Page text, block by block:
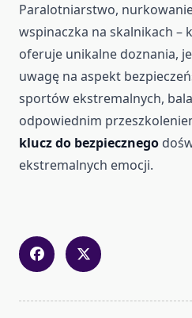
Paralotniarstwo,
wspinaczka na skalnikach –
oferuje unikalne doznania,
uwagę na aspekt
sportów ekstremalnych,
odpowiednim
klucz do bezpiecznego
ekstremalnych emocji.